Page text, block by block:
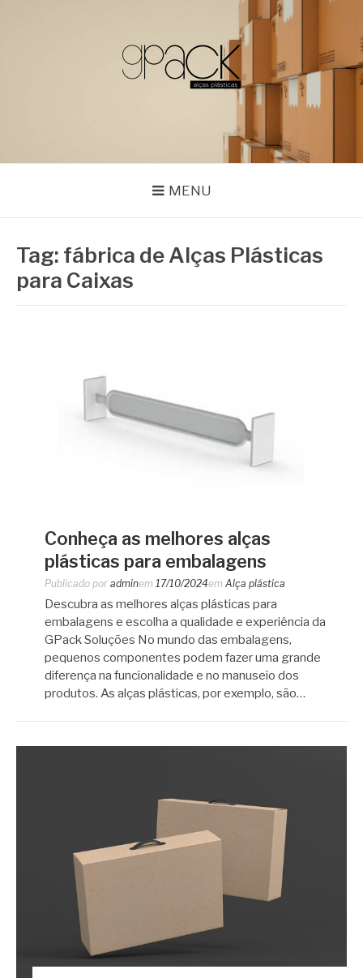
MENU
Tag: fábrica de Alças Plásticas
para Caixas
Conheça as melhores alças
plásticas para embalagens
Publicado por adminem 17/10/2024em Alça plástica
Descubra as melhores alças plásticas para
embalagens e escolha a qualidade e experiência da
GPack Soluções No mundo das embalagens,
pequenos componentes podem fazer uma grande
diferença na funcionalidade e no manuseio dos
produtos. As alças plásticas, por exemplo, são…